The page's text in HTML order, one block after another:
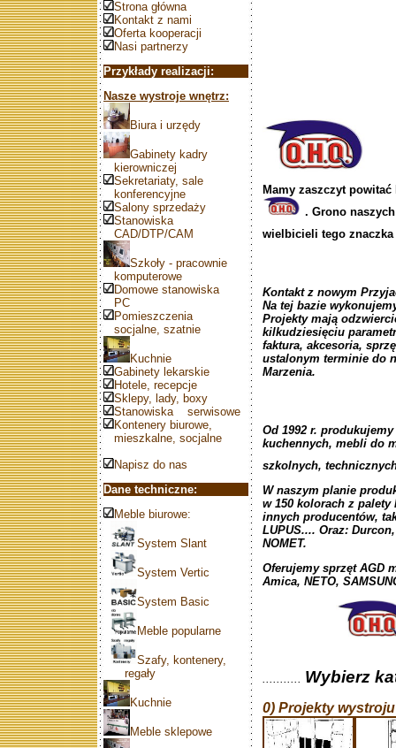
Strona główna
Kontakt z nami
Oferta kooperacji
Nasi partnerzy
Przykłady realizacji:
Nasze wystroje wnętrz:
Biura i urzędy
Gabinety kadry
kierowniczej
Sekretariaty, sale
konferencyjne
Salony sprzedaży
Stanowiska
CAD/DTP/CAM
Szkoły - pracownie
komputerowe
Domowe stanowiska
PC
Pomieszczenia
socjalne, szatnie
Kuchnie
Gabinety lekarskie
Hotele, recepcje
Sklepy, lady, boxy
Stanowiska serwisowe
Kontenery biurowe,
mieszkalne, socjalne
Napisz do nas
Dane techniczne:
Meble biurowe:
System Slant
System Vertic
System Basic
Meble popularne
Szafy, kontenery,
regały
Kuchnie
Meble sklepowe
Mamy zaszczyt
. Grono
wielbicieli tego znaczka
Kontakt z nowym
Na tej bazie
Projekty mają
kilkudziesięciu
faktura, akcesoria,
ustalonym terminie do
Marzenia.
Od 1992 r.
kuchennych, mebli do
szkolnych,
W naszym planie
w 150 kolorach z palety
innych producentów,
LUPUS.... Oraz:
NOMET.
Oferujemy sprzęt AGD
Amica, NETO,
........... Wybierz
0) Projekty